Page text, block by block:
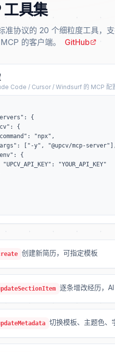
工具集
准协议的 20 个细粒度工具，
的客户端。
GitHub
Code / Cursor / Windsurf 的 MCP 配
创建新简历，可指定模板
逐条增改经历，
切换模板、主题色、